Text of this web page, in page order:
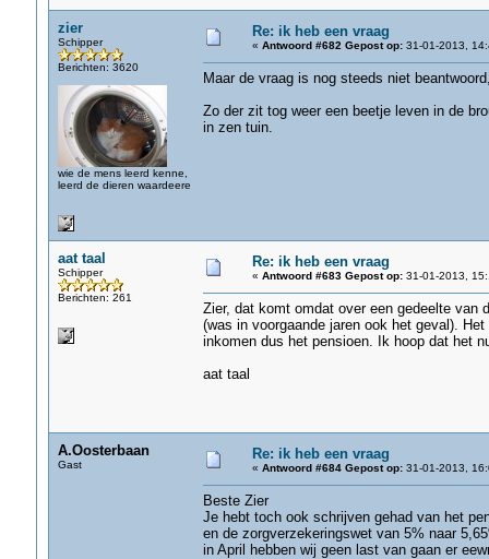
zier
Schipper
Berichten: 3620
wie de mens leerd kenne,
leerd de dieren waardeere
Re: ik heb een vraag
« Antwoord #682 Gepost op:31-01-2013,
Maar de vraag is nog steeds niet
Zo der zit tog weer een beetje leven in de
in zen tuin.
aat taal
Schipper
Berichten: 261
Re: ik heb een vraag
« Antwoord #683 Gepost op:31-01-2013,
Zier, dat komt omdat over een gedeelte van
(was in voorgaande jaren ook het geval).
inkomen dus het pensioen. Ik hoop dat het
aat taal
A.Oosterbaan
Gast
Re: ik heb een vraag
« Antwoord #684 Gepost op:31-01-2013,
Beste Zier
Je hebt toch ook schrijven gehad van het
en de zorgverzekeringswet van 5% naar
in April hebben wij geen last van gaan er